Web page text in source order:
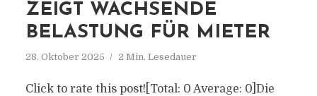
ZEIGT WACHSENDE
BELASTUNG FÜR MIETER
28. Oktober 2025 2 Min. Lesedauer
Click to rate this post![Total: 0 Average: 0]Die